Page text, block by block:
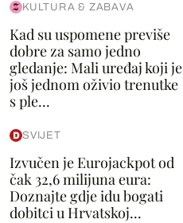
KULTURA & ZABAVA
Kad su uspomene previše
dobre za samo jedno
gledanje: Mali uređaj koji je
još jednom oživio trenutke
s ple...
SVIJET
Izvučen je Eurojackpot od
čak 32,6 milijuna eura:
Doznajte gdje idu bogati
dobitci u Hrvatskoj...